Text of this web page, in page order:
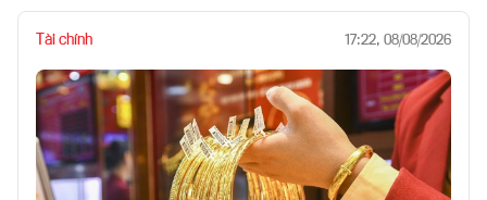
Tài chính 17:22, 08/08/2026